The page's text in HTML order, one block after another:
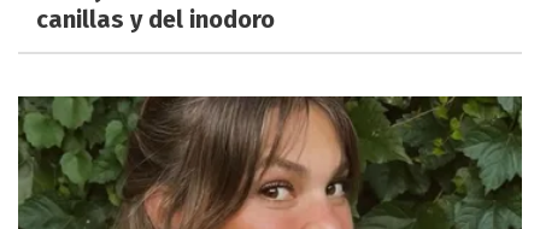
canillas y del inodoro